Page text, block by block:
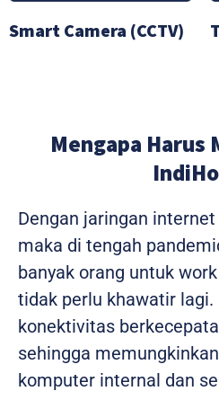
Smart Camera (CCTV)
Mengapa Harus
Dengan jaringan
maka di tengah
banyak orang untuk
tidak perlu khawatir
konektivitas
sehingga
komputer internal dan